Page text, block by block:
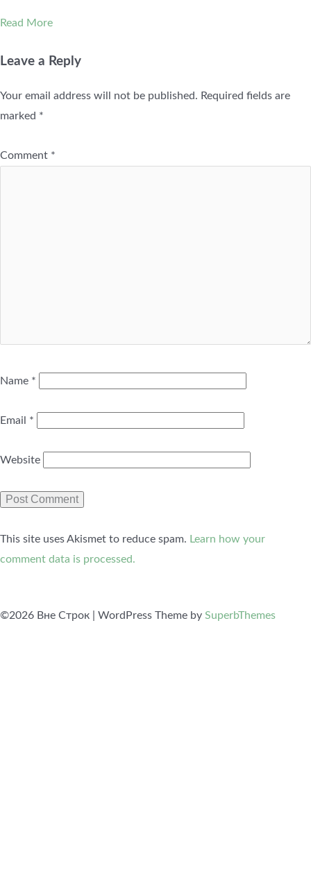
Read More
Leave a Reply
Your email address will not be published. Required fields are
marked *
Comment *
Name *
Email *
Website
This site uses Akismet to reduce spam. Learn how your
comment data is processed.
©2026 Вне Строк | WordPress Theme by SuperbThemes